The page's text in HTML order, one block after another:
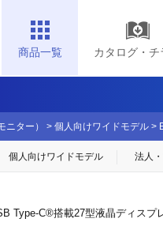
商品一覧 カタログ・チ
ター） > 個人向けワイドモデル >
個人向けワイドモデル 法人
Type-C®搭載27型液晶ディスプ